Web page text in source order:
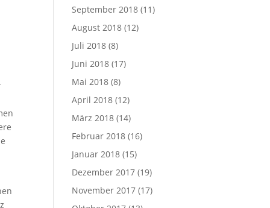
September 2018 (11)
August 2018 (12)
Juli 2018 (8)
Juni 2018 (17)
Mai 2018 (8)
April 2018 (12)
März 2018 (14)
Februar 2018 (16)
Januar 2018 (15)
Dezember 2017 (19)
November 2017 (17)